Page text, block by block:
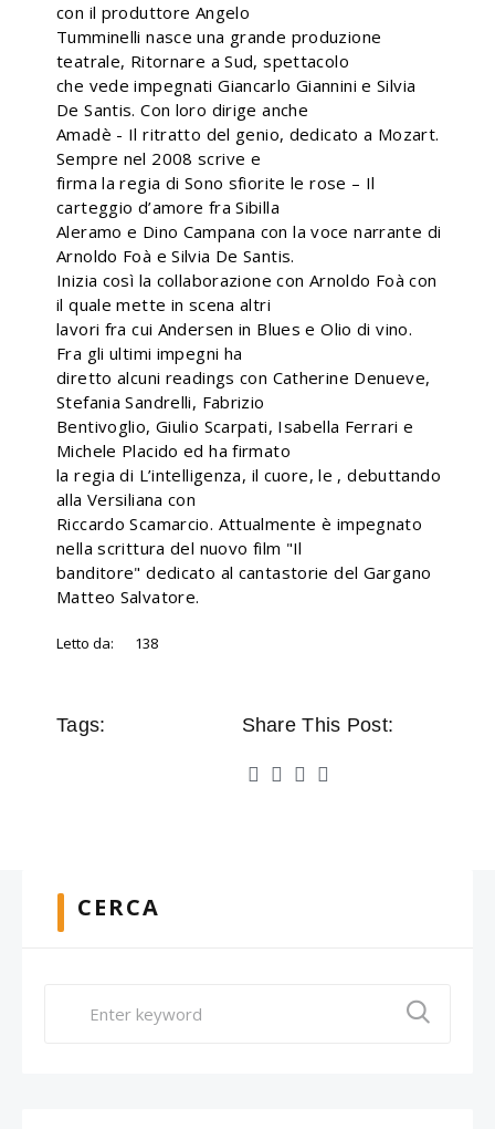
con il produttore Angelo
Tumminelli nasce una grande produzione
teatrale, Ritornare a Sud, spettacolo
che vede impegnati Giancarlo Giannini e Silvia
De Santis. Con loro dirige anche
Amadè - Il ritratto del genio, dedicato a Mozart.
Sempre nel 2008 scrive e
firma la regia di Sono sfiorite le rose – Il
carteggio d’amore fra Sibilla
Aleramo e Dino Campana con la voce narrante di
Arnoldo Foà e Silvia De Santis.
Inizia così la collaborazione con Arnoldo Foà con
il quale mette in scena altri
lavori fra cui Andersen in Blues e Olio di vino.
Fra gli ultimi impegni ha
diretto alcuni readings con Catherine Denueve,
Stefania Sandrelli, Fabrizio
Bentivoglio, Giulio Scarpati, Isabella Ferrari e
Michele Placido ed ha firmato
la regia di L’intelligenza, il cuore, le , debuttando
alla Versiliana con
Riccardo Scamarcio. Attualmente è impegnato
nella scrittura del nuovo film "Il
banditore" dedicato al cantastorie del Gargano
Matteo Salvatore.
Letto da: 138
Tags: Share This Post:
CERCA